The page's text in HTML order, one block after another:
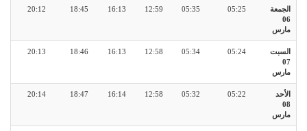
الجمعة
06
مارس
05:25
05:35
12:59
16:13
18:45
20:12
السبت
07
مارس
05:24
05:34
12:58
16:13
18:46
20:13
الأحد
08
مارس
05:22
05:32
12:58
16:14
18:47
20:14